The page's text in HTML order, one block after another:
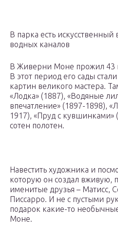
В парка есть искусственный
водных каналов
В Живерни Моне прожил 43
В этот период его сады
картин великого мастера.
«Лодка» (1887), «Водяные
впечатление» (1897-1898),
1917), «Пруд с кувшинками»
сотен полотен.
Навестить художника и
которую он создал вживую,
именитые друзья – Матисс,
Писсарро. И не с пустыми
подарок какие-то
Моне.